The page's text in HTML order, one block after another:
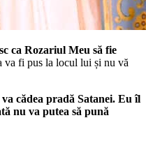
ca Rozariul Meu să fie
va fi pus la locul lui și nu vă
cădea pradă Satanei. Eu îl
nu va putea să pună